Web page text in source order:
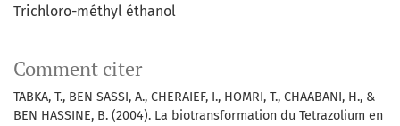
Trichloro-méthyl éthanol
Comment citer
TABKA, T., BEN SASSI, A., CHERAIEF, I., HOMRI, T., CHAABANI, H., &
BEN HASSINE, B. (2004). La biotransformation du Tetrazolium en